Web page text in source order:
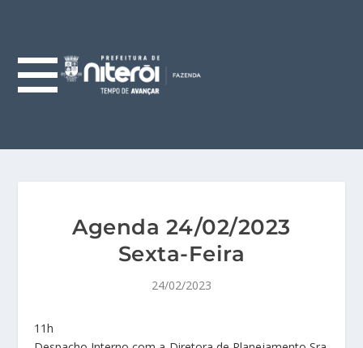
Agenda 24/02/2023
Sexta-Feira
24/02/2023
11h